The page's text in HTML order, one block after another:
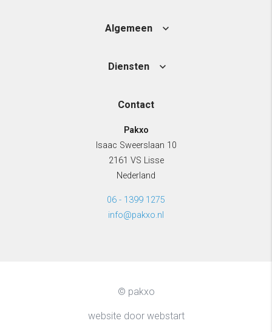
Algemeen
Diensten
Contact
Pakxo
Isaac Sweerslaan 10
2161 VS Lisse
Nederland
06 - 1399 1275
info@pakxo.nl
© pakxo
website door webstart